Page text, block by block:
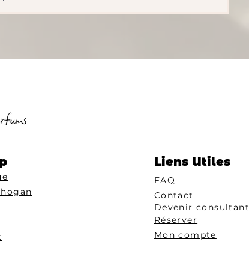
Liens Utiles
FAQ
Contact
Réserver
Devenir consultant
Mon compte